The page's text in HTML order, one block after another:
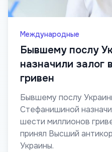
Международные
Бывшему послу
назначили залог
гривен
Бывшему послу
Стефанишиной
шести миллионов
принял Высший
Украины.